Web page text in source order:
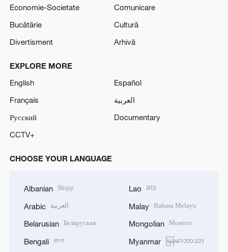
Economie-Societate
Comunicare
Bucătărie
Cultură
Divertisment
Arhivă
EXPLORE MORE
English
Español
Français
العربية
Русский
Documentary
CCTV+
CHOOSE YOUR LANGUAGE
Albanian Shqip
Arabic العربية
Belarusian Беларуская
Bengali বাংলা
Lao ລາວ
Malay Bahasa Melayu
Mongolian Монгол
Myanmar မြန်မာဘာသာ